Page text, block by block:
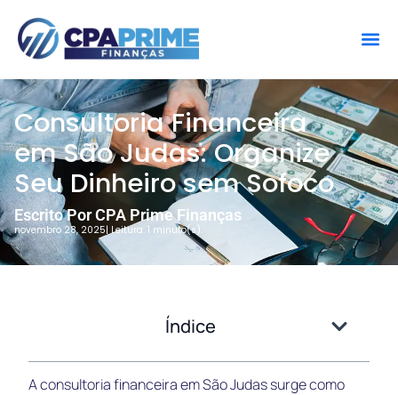
Consultoria Financeira
em São Judas: Organize
Seu Dinheiro sem Sofoco
Escrito Por CPA Prime Finanças
novembro 28, 2025| Leitura: 1 minuto(s).
Índice
A consultoria financeira em São Judas surge como